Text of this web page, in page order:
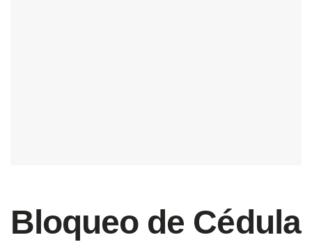
Bloqueo de Cédula